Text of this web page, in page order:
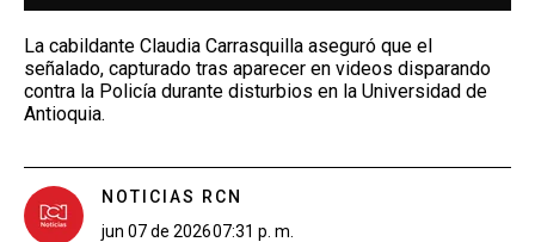
La cabildante Claudia Carrasquilla aseguró que el
señalado, capturado tras aparecer en videos disparando
contra la Policía durante disturbios en la Universidad de
Antioquia.
NOTICIAS RCN
jun 07 de 202607:31 p. m.